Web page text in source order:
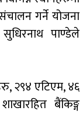
गर्ने योजना
पाण्डेले
२९४ एटिएम, ४६
बैंकिङ्ग